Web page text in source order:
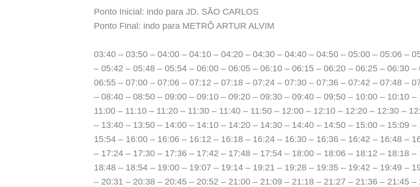
Ponto Inicial: indo para JD. SÃO CARLOS
Ponto Final: indo para METRÔ ARTUR ALVIM
03:40 – 03:50 – 04:00 – 04:10 – 04:20 – 04:30 – 04:40 – 04:50 – 05:00 – 05:06 –
– 05:42 – 05:48 – 05:54 – 06:00 – 06:05 – 06:10 – 06:15 – 06:20 – 06:25 – 06:30
06:55 – 07:00 – 07:06 – 07:12 – 07:18 – 07:24 – 07:30 – 07:36 – 07:42 – 07:48 –
– 08:40 – 08:50 – 09:00 – 09:10 – 09:20 – 09:30 – 09:40 – 09:50 – 10:00 – 10:10
11:00 – 11:10 – 11:20 – 11:30 – 11:40 – 11:50 – 12:00 – 12:10 – 12:20 – 12:30 –
– 13:40 – 13:50 – 14:00 – 14:10 – 14:20 – 14:30 – 14:40 – 14:50 – 15:00 – 15:09
15:54 – 16:00 – 16:06 – 16:12 – 16:18 – 16:24 – 16:30 – 16:36 – 16:42 – 16:48 –
– 17:24 – 17:30 – 17:36 – 17:42 – 17:48 – 17:54 – 18:00 – 18:06 – 18:12 – 18:18
18:48 – 18:54 – 19:00 – 19:07 – 19:14 – 19:21 – 19:28 – 19:35 – 19:42 – 19:49 –
– 20:31 – 20:38 – 20:45 – 20:52 – 21:00 – 21:09 – 21:18 – 21:27 – 21:36 – 21:45